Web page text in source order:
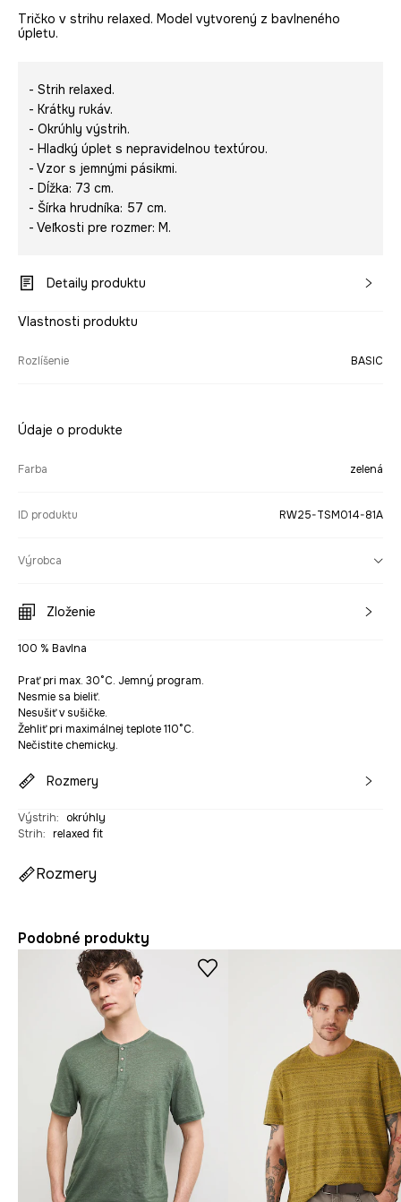
Tričko v strihu relaxed. Model vytvorený z bavlneného
úpletu.
- Strih relaxed.
- Krátky rukáv.
- Okrúhly výstrih.
- Hladký úplet s nepravidelnou textúrou.
- Vzor s jemnými pásikmi.
- Dĺžka: 73 cm.
- Šírka hrudníka: 57 cm.
- Veľkosti pre rozmer: M.
Detaily produktu
Vlastnosti produktu
Rozlíšenie BASIC
Údaje o produkte
Farba zelená
ID produktu RW25-TSM014-81A
Výrobca
Zloženie
100 % Bavlna
Prať pri max. 30°C. Jemný program.
Nesmie sa bieliť.
Nesušiť v sušičke.
Žehliť pri maximálnej teplote 110°C.
Nečistite chemicky.
Rozmery
Výstrih:
okrúhly
Strih: relaxed fit
Rozmery
Podobné produkty